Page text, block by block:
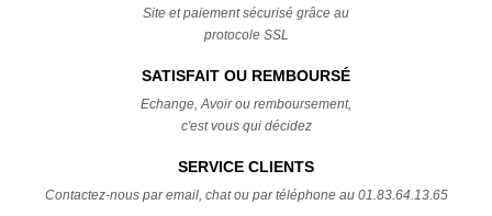
Site et paiement sécurisé grâce au
protocole SSL
SATISFAIT OU REMBOURSÉ
Echange, Avoir ou remboursement,
c'est vous qui décidez
SERVICE CLIENTS
Contactez-nous par email, chat ou par téléphone au 01.83.64.13.65